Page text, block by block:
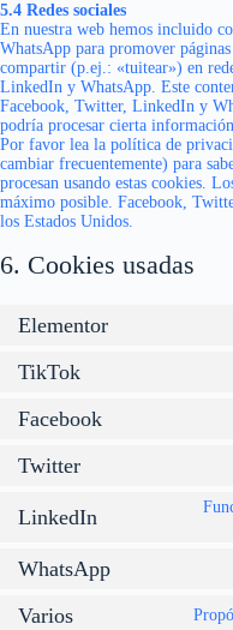
5.4 Redes sociales
En nuestra web hemos incluido
WhatsApp para promover
compartir (p.ej.: «tuitear») en
LinkedIn y WhatsApp. Este
Facebook, Twitter, LinkedIn y
podría procesar cierta
Por favor lea la política de
cambiar frecuentemente) para
procesan usando estas cookies.
máximo posible. Facebook,
los Estados Unidos.
6. Cookies usadas
Elementor
TikTok
Facebook
Twitter
LinkedIn
WhatsApp
Varios